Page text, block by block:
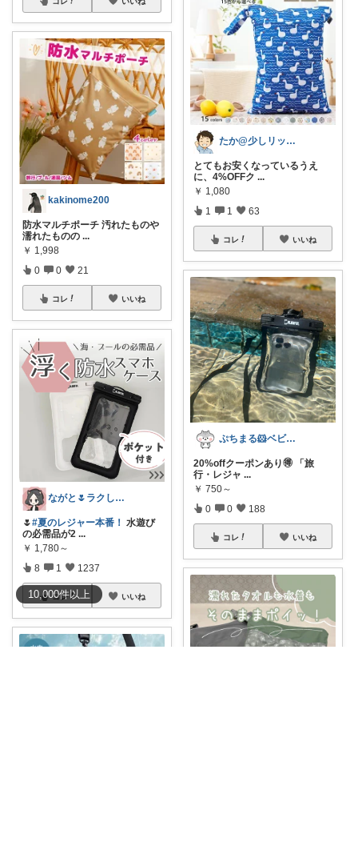
10,000件以上
kakinome200
防水マルチポーチ 汚れたものや
濡れたものの ...
￥ 1,998
0 0 21
コレ いいね
ながと🌷ラクしてときめく暮らし
🌷#夏のレジャー本番！ 水遊び
の必需品が2 ...
￥ 1,780～
8 1 1237
コレ いいね
たか@少しリッチな生活がしたいパパ
とてもお安くなっているうえ
に、4%OFFク ...
￥ 1,080
1 1 63
コレ いいね
ぷちまる🐹ベビー子供服♡
20%offクーポンあり🉐 「旅
行・レジャ ...
￥ 750～
0 0 188
コレ いいね